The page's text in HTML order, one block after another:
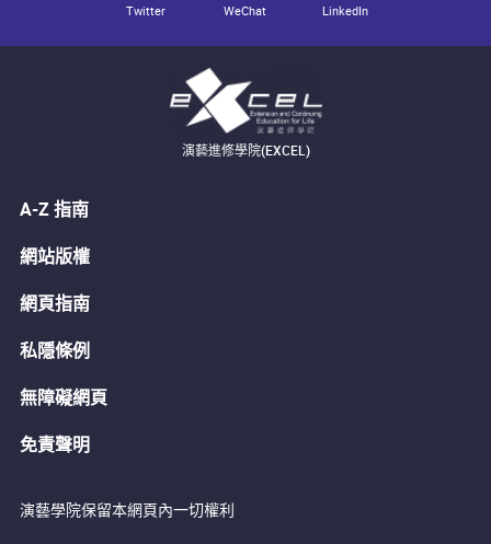
Twitter WeChat LinkedIn
演藝進修學院(EXCEL)
A-Z 指南
網站版權
網頁指南
私隱條例
無障礙網頁
免責聲明
演藝學院保留本網頁內一切權利